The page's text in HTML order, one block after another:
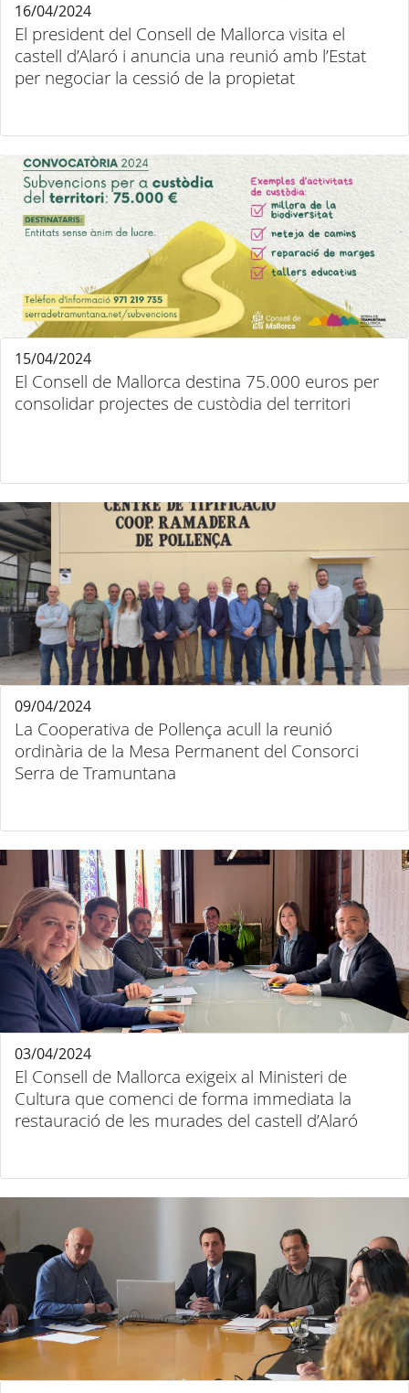
El president del Consell de Mallorca visita el
castell d’Alaró i anuncia una reunió amb l’Estat
per negociar la cessió de la propietat
16/04/2024
El Consell de Mallorca destina 75.000 euros per
consolidar projectes de custòdia del territori
15/04/2024
La Cooperativa de Pollença acull la reunió
ordinària de la Mesa Permanent del Consorci
Serra de Tramuntana
09/04/2024
El Consell de Mallorca exigeix al Ministeri de
Cultura que comenci de forma immediata la
restauració de les murades del castell d’Alaró
03/04/2024